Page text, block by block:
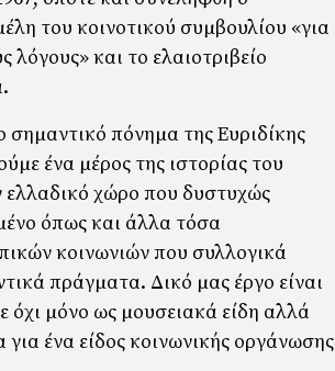
του κοινοτικού συµβουλίου «για
λόγους» και το ελαιοτριβείο
πόνηµα της Ευριδίκης
ένα µέρος της ιστορίας του
ελλαδικό χώρο που δυστυχώς
όπως και άλλα τόσα
κοινωνιών που συλλογικά
πράγµατα. Δικό µας έργο είναι
όχι µόνο ως µουσειακά είδη αλλά
ένα είδος κοινωνικής οργάνωσης